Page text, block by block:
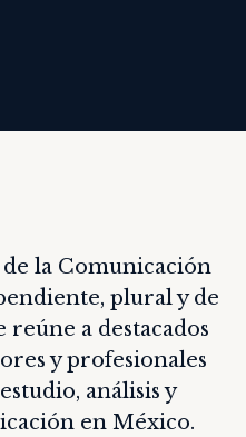
la Comunicación
plural y de
a destacados
y profesionales
análisis y
en México.